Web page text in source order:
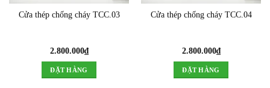
Cửa thép chống cháy TCC.03
2.800.000₫
ĐẶT HÀNG
Cửa thép chống cháy TCC.04
2.800.000₫
ĐẶT HÀNG